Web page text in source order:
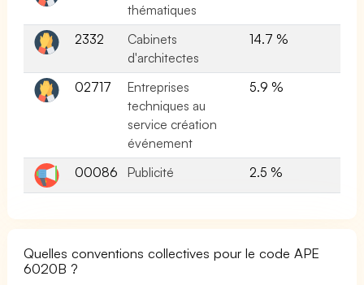
thématiques
2332
Cabinets
d'architectes
14.7 %
02717
Entreprises
techniques au
service création
événement
5.9 %
00086 Publicité 2.5 %
Quelles conventions collectives pour le code APE
6020B ?